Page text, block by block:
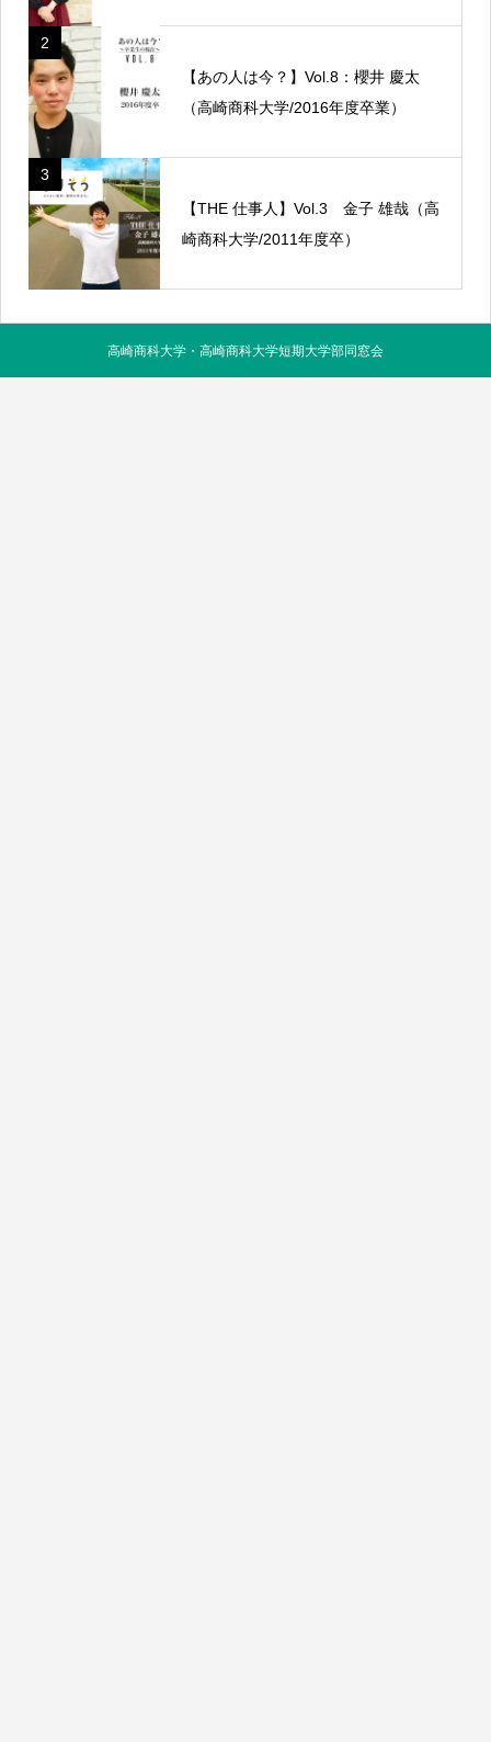
2
【あの人は今？】Vol.8：櫻井 慶太
（高崎商科大学/2016年度卒業）
3
【THE 仕事人】Vol.3 金子 雄哉（高
崎商科大学/2011年度卒）
高崎商科大学・高崎商科大学短期大学部同窓会